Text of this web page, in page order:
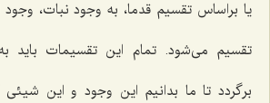
یا براساس تقسیم قدما، به وجود نبات،
تقسیم می‌شود. تمام این تقسیمات باید
برگردد تا ما بدانیم این وجود و این